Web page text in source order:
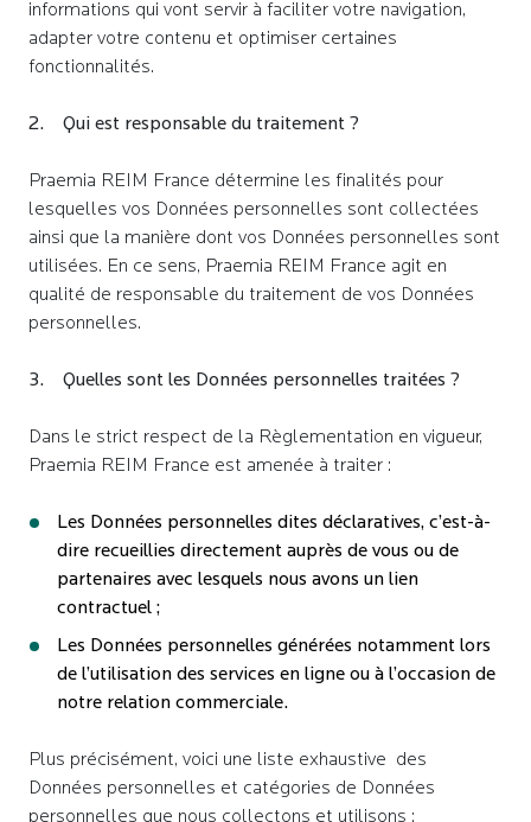
informations qui vont servir à faciliter votre navigation,
adapter votre contenu et optimiser certaines
fonctionnalités.
2. Qui est responsable du traitement ?
Praemia REIM France détermine les finalités pour
lesquelles vos Données personnelles sont collectées
ainsi que la manière dont vos Données personnelles sont
utilisées. En ce sens, Praemia REIM France agit en
qualité de responsable du traitement de vos Données
personnelles.
3. Quelles sont les Données personnelles traitées ?
Dans le strict respect de la Règlementation en vigueur,
Praemia REIM France est amenée à traiter :
Les Données personnelles dites déclaratives, c’est-à-
dire recueillies directement auprès de vous ou de
partenaires avec lesquels nous avons un lien
contractuel ;
Les Données personnelles générées notamment lors
de l’utilisation des services en ligne ou à l’occasion de
notre relation commerciale.
Plus précisément, voici une liste exhaustive des
Données personnelles et catégories de Données
personnelles que nous collectons et utilisons :